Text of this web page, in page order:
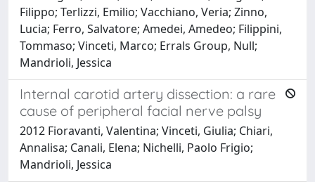
Filippo; Terlizzi, Emilio; Vacchiano, Veria; Zinno,
Lucia; Ferro, Salvatore; Amedei, Amedeo; Filippini,
Tommaso; Vinceti, Marco; Errals Group, Null;
Mandrioli, Jessica
Internal carotid artery dissection: a rare
cause of peripheral facial nerve palsy
2012 Fioravanti, Valentina; Vinceti, Giulia; Chiari,
Annalisa; Canali, Elena; Nichelli, Paolo Frigio;
Mandrioli, Jessica